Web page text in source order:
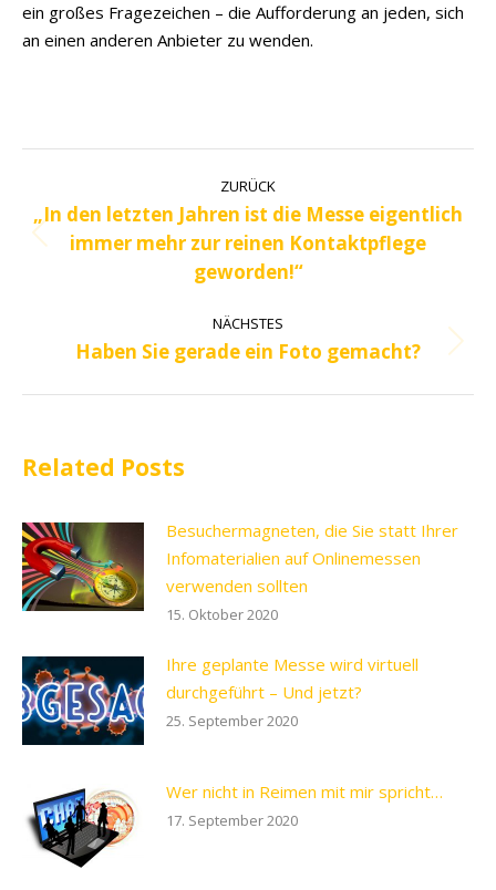
ein großes Fragezeichen – die Aufforderung an jeden, sich
an einen anderen Anbieter zu wenden.
Kommentarnavigation
ZURÜCK
Vorheriger
Beitrag:
„In den letzten Jahren ist die Messe eigentlich
immer mehr zur reinen Kontaktpflege
geworden!“
NÄCHSTES
Nächster
Haben Sie gerade ein Foto gemacht?
Related Posts
Besuchermagneten, die Sie statt Ihrer
Infomaterialien auf Onlinemessen
verwenden sollten
15. Oktober 2020
Ihre geplante Messe wird virtuell
durchgeführt – Und jetzt?
25. September 2020
Wer nicht in Reimen mit mir spricht…
17. September 2020